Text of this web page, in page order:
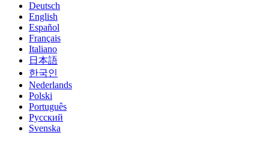
Deutsch
English
Español
Français
Italiano
日本語
한국인
Nederlands
Polski
Português
Pусский
Svenska